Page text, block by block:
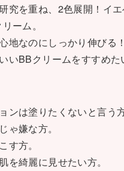
究を重ね、2色展開！イ
ーム。
地なのにしっかり伸びる
いBBクリームをすすめた
ンは塗りたくないと言う
ゃ嫌な方。
す方。
を綺麗に見せたい方。